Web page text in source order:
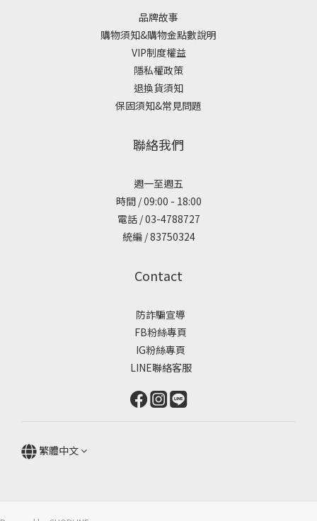
品牌故事
購物須知&購物金點數說明
VIP制度權益
隱私權政策
退換貨須知
保固須知&常見問題
聯絡我們
週一至週五
時間 / 09:00 - 18:00
電話 / 03-4788727
統編 / 83750324
Contact
防詐騙宣導
FB粉絲專頁
IG粉絲專頁
LINE聯絡客服
繁體中文